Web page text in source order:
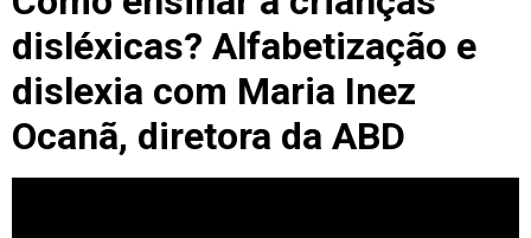
disléxicas? Alfabetização e
dislexia com Maria Inez
Ocanã, diretora da ABD